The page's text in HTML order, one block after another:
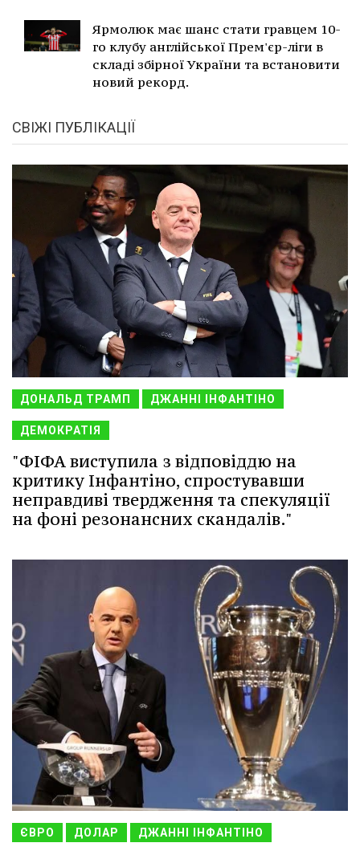
Ярмолюк має шанс стати гравцем 10-
го клубу англійської Прем'єр-ліги в
складі збірної України та встановити
новий рекорд.
СВІЖІ ПУБЛІКАЦІЇ
ДОНАЛЬД ТРАМП ДЖАННІ ІНФАНТІНО
ДЕМОКРАТІЯ
"ФІФА виступила з відповіддю на
критику Інфантіно, спростувавши
неправдиві твердження та спекуляції
на фоні резонансних скандалів."
ЄВРО ДОЛАР ДЖАННІ ІНФАНТІНО